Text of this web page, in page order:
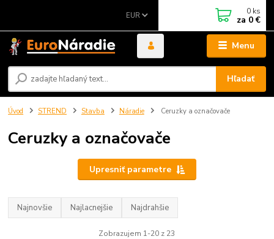
Menu
EUR
Hľadať
0 ks
za 0 €
Úvod STREND Stavba Náradie Ceruzky a označovače
Ceruzky a označovače
Upresniť parametre
Najnovšie Najlacnejšie Najdrahšie
Zobrazujem 1-20 z 23